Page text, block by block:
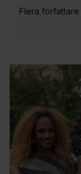
Flera författare